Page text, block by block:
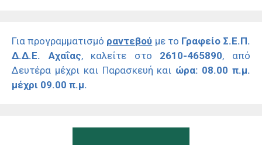
Για προγραμματισμό ραντεβού με το Γραφείο Σ.Ε.Π.
Δ.Δ.Ε. Αχαΐας, καλείτε στο 2610-465890, από
Δευτέρα μέχρι και Παρασκευή και ώρα: 08.00 π.μ.
μέχρι 09.00 π.μ.